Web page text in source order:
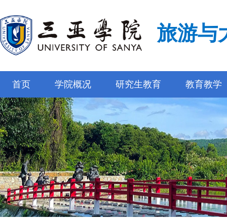
旅游与
首页 学院概况 研究生教育 教育教学